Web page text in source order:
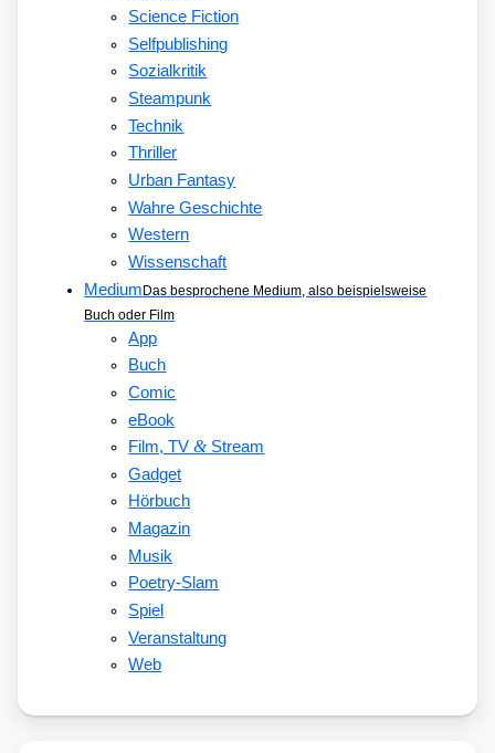
Science Fiction
Selfpublishing
Sozialkritik
Steampunk
Technik
Thriller
Urban Fantasy
Wahre Geschichte
Western
Wissenschaft
MediumDas besprochene Medium, also beispielsweise
Buch oder Film
App
Buch
Comic
eBook
Film, TV&Stream
Gadget
Hörbuch
Magazin
Musik
Poetry-Slam
Spiel
Veranstaltung
Web